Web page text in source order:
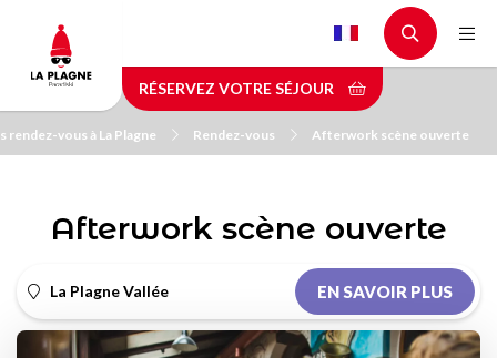
contenu
principal
RÉSERVEZ VOTRE SÉJOUR
rendez-vous à La Plagne Rendez-vous Afterwork scène ouverte
Afterwork scène ouverte
La Plagne Vallée EN SAVOIR PLUS